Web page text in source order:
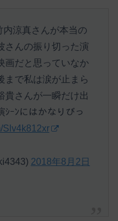
涼真さんが本当の
さんの振り切った演
画だと思っていなか
まで私は涙が止まら
さんが一瞬だけ出
ｼｰﾝにはかなりびっ
Slv4k812xr
2018年8月2日